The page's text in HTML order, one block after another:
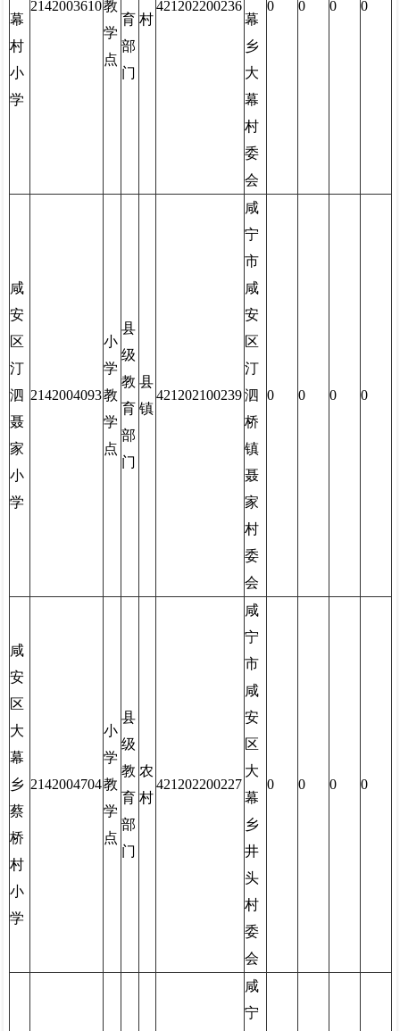
幕
村
小
学
2142003610教
学
点
育
部
门
村
421202200236
幕
乡
大
幕
村
委
会
0 0 0 0
咸
安
区
汀
泗
聂
家
小
学
2142004093
小
学
教
学
点
县
级
教
育
部
门
县
镇
421202100239
咸
宁
市
咸
安
区
汀
泗
桥
镇
聂
家
村
委
会
0 0 0 0
咸
安
区
大
幕
乡
蔡
桥
村
小
学
2142004704
小
学
教
学
点
县
级
教
育
部
门
农
村
421202200227
咸
宁
市
咸
安
区
大
幕
乡
井
头
村
委
会
0 0 0 0
咸
宁